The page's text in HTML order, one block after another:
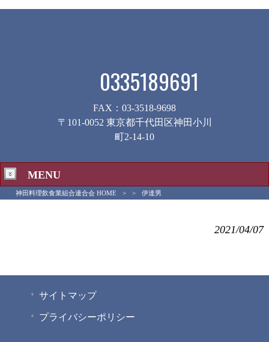
0335189691
FAX：03-3518-9698
〒101-0052 東京都千代田区神田小川
町2-14-10
MENU
神田料理飲食業組合連合会 HOME > > 伊達男
2021/04/07
サイトマップ
プライバシーポリシー